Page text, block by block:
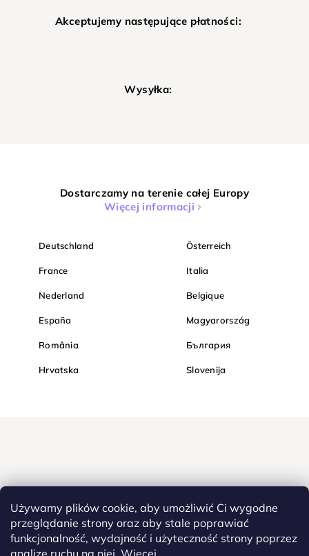
Używamy plików cookie, aby umożliwić Ci wygodne
przeglądanie strony oraz aby stale poprawiać
funkcjonalność, wydajność i użyteczność strony poprzez
analizę ruchu na niej. Więcej
Akceptujemy następujące płatności:
Wysyłka:
Dostarczamy na terenie całej Europy
Więcej informacji
Deutschland Österreich
France Italia
Nederland Belgique
España Magyarország
România България
Hrvatska Slovenija
Kupuj bezpiecznie w Diamondi. Dzięki protokołowi HTTPS Twoje